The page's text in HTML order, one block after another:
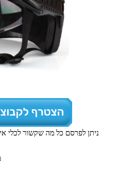
ניתן לפרסם כל מה שקשור לכלי